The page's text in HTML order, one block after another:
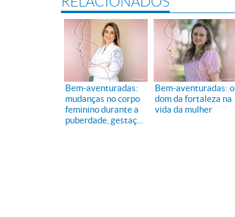
Bem-aventuradas:
mudanças no corpo
feminino durante a
puberdade, gestação
Bem-aventuradas: o
dom da fortaleza na
vida da mulher